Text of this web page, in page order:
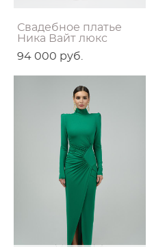
Свадебное платье
Ника Вайт люкс
94 000 pуб.